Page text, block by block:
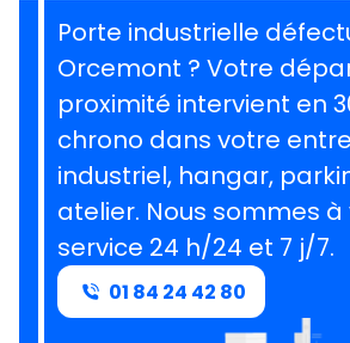
Porte industrielle
Orcemont ? Votre
proximité intervient en
chrono dans votre
industriel, hangar,
atelier. Nous sommes
service 24 h/24 et 7 j/7.
01 84 24 42 80